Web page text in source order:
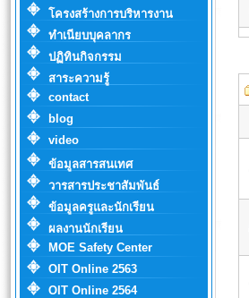
โครงสร้างการบริหารงาน
ทำเนียบบุคลากร
ปฏิทินกิจกรรม
สาระความรู้
contact
blog
video
ข้อมูลสารสนเทศ
วารสารประชาสัมพันธ์
ข้อมูลครูและนักเรียน
ผลงานนักเรียน
MOE Safety Center
OIT Online 2563
OIT Online 2564